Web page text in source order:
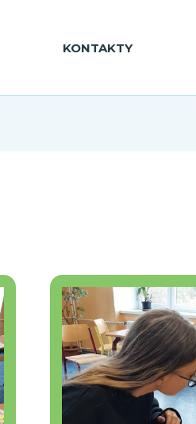
KONTAKTY